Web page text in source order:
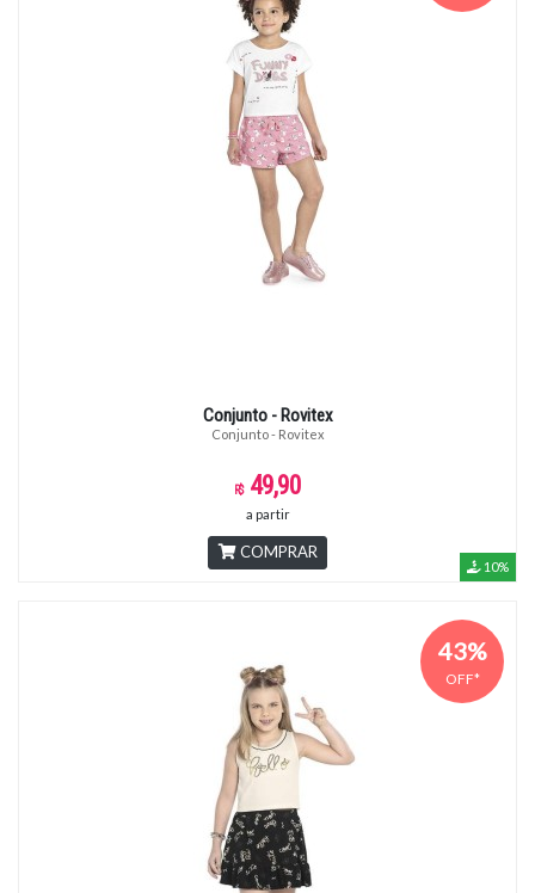
Conjunto - Rovitex
Conjunto - Rovitex
49,90
a partir
COMPRAR
10%
43%
OFF*